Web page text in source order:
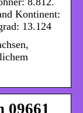
Kontinent:
13.124
09661